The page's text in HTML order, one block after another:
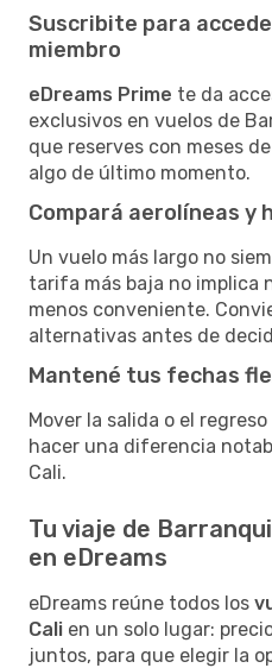
Suscribite para
miembro
eDreams Prime te da
exclusivos en vuelos de
que reserves con meses
algo de último momento.
Compará aerolíneas y
Un vuelo más largo no
tarifa más baja no implica
menos conveniente.
alternativas antes de
Mantené tus fechas
Mover la salida o el
hacer una diferencia
Cali.
Tu viaje de
en eDreams
eDreams reúne todos los
Cali en un solo lugar:
juntos, para que elegir la